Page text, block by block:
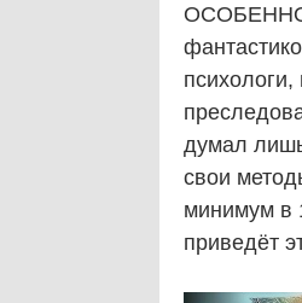
думал
свои
минимум в
приведёт